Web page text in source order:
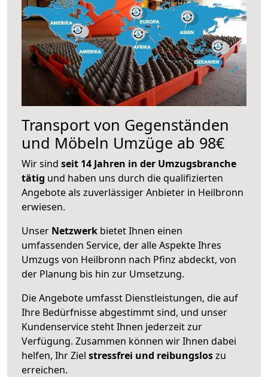
Transport von Gegenständen
und Möbeln Umzüge ab 98€
Wir sind seit 14 Jahren in der Umzugsbranche
tätig und haben uns durch die qualifizierten
Angebote als zuverlässiger Anbieter in Heilbronn
erwiesen.
Unser Netzwerk bietet Ihnen einen
umfassenden Service, der alle Aspekte Ihres
Umzugs von Heilbronn nach Pfinz abdeckt, von
der Planung bis hin zur Umsetzung.
Die Angebote umfasst Dienstleistungen, die auf
Ihre Bedürfnisse abgestimmt sind, und unser
Kundenservice steht Ihnen jederzeit zur
Verfügung. Zusammen können wir Ihnen dabei
helfen, Ihr Ziel stressfrei und reibungsloszu
erreichen.